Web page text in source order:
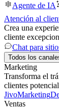
Agente de IA
Atención al
Crea una
cliente
Chat para
Todos los
Marketing
Transforma el
clientes
JivoMarketing
Ventas